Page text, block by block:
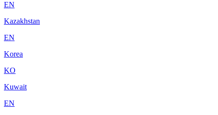
EN
Kazakhstan
EN
Korea
KO
Kuwait
EN